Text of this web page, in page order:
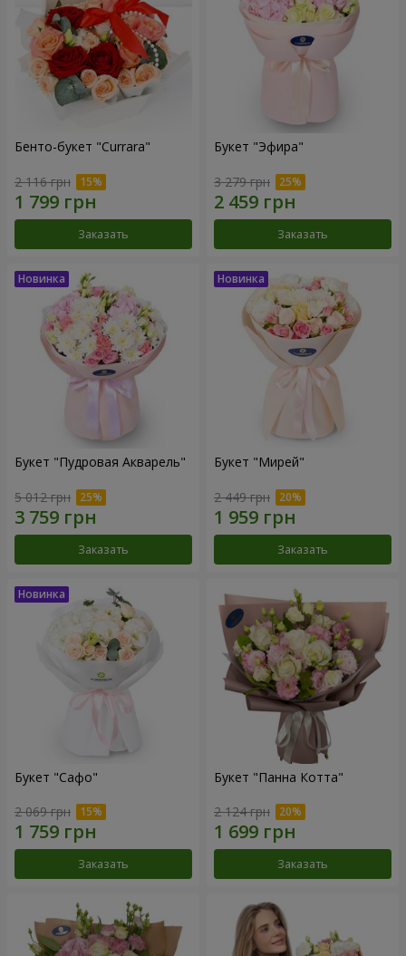
Бенто-букет "Currara"
2 116 грн
Заказать
Букет "Эфира"
3 279 грн
Заказать
Букет "Пудровая Акварель"
5 012 грн
Заказать
Букет "Мирей"
2 449 грн
Заказать
Букет "Сафо"
2 069 грн
Заказать
Букет "Панна Котта"
2 124 грн
Заказать